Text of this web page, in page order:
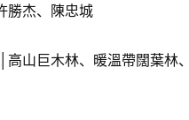
勝杰、陳忠城
高山巨木林、暖溫帶闊葉林